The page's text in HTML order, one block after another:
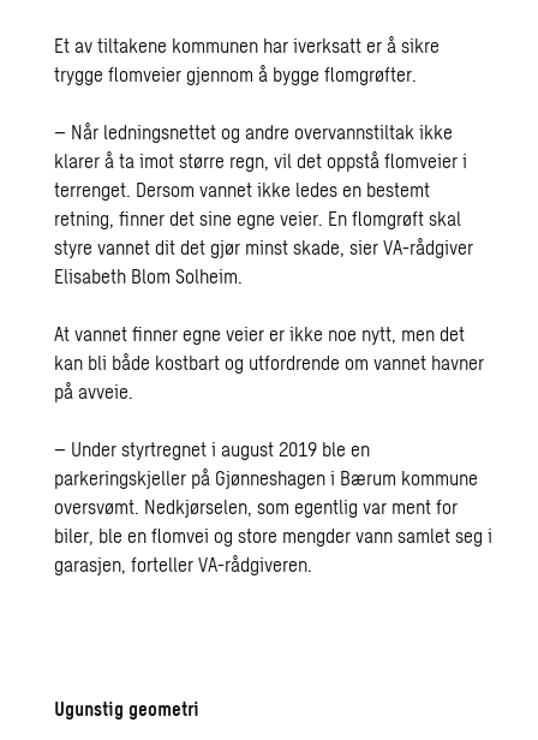
Et av tiltakene kommunen har iverksatt er å sikre
trygge flomveier gjennom å bygge flomgrøfter.
– Når ledningsnettet og andre overvannstiltak ikke
klarer å ta imot større regn, vil det oppstå flomveier i
terrenget. Dersom vannet ikke ledes en bestemt
retning, finner det sine egne veier. En flomgrøft skal
styre vannet dit det gjør minst skade, sier VA-rådgiver
Elisabeth Blom Solheim.
At vannet finner egne veier er ikke noe nytt, men det
kan bli både kostbart og utfordrende om vannet havner
på avveie.
– Under styrtregnet i august 2019 ble en
parkeringskjeller på Gjønneshagen i Bærum kommune
oversvømt. Nedkjørselen, som egentlig var ment for
biler, ble en flomvei og store mengder vann samlet seg i
garasjen, forteller VA-rådgiveren.
Ugunstig geometri